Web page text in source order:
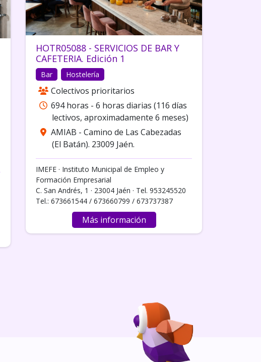
HOTR05088 - SERVICIOS DE BAR Y
CAFETERIA. Edición 1
Bar Hostelería
Colectivos prioritarios
694 horas - 6 horas diarias (116 días
lectivos, aproximadamente 6 meses)
AMIAB - Camino de Las Cabezadas
(El Batán). 23009 Jaén.
IMEFE · Instituto Municipal de Empleo y
Formación Empresarial
C. San Andrés, 1 · 23004 Jaén · Tel. 953245520
Tel.: 673661544 / 673660799 / 673737387
Más información